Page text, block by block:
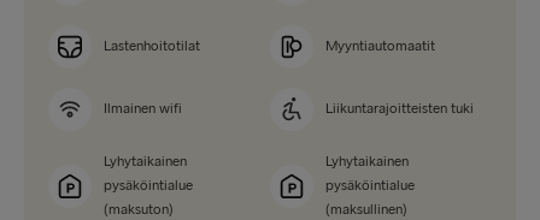
Lastenhoitotilat Myyntiautomaatit
Ilmainen wifi Liikuntarajoitteisten tuki
Lyhytaikainen
pysäköintialue
(maksuton)
Lyhytaikainen
pysäköintialue
(maksullinen)